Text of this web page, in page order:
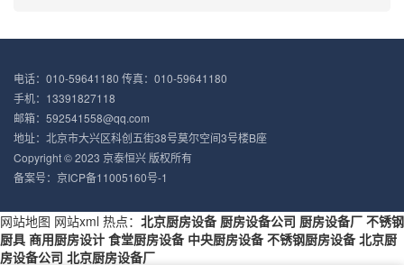
电话：010-59641180 传真：010-59641180
手机：13391827118
邮箱：592541558@qq.com
地址：北京市大兴区科创五街38号莫尔空间3号楼B座
Copyright © 2023 京泰恒兴版权所有
备案号： 京ICP备11005160号-1
网站地图 网站xml 热点： 北京厨房设备 厨房设备公司 厨房设备厂 不锈钢
厨具 商用厨房设计 食堂厨房设备 中央厨房设备 不锈钢厨房设备 北京厨
房设备公司 北京厨房设备厂